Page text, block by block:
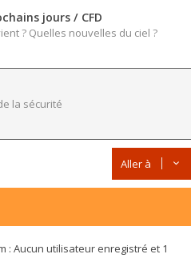
jours / CFD
? Quelles nouvelles du ciel ?
la sécurité
Aller à
: Aucun utilisateur enregistré et 1